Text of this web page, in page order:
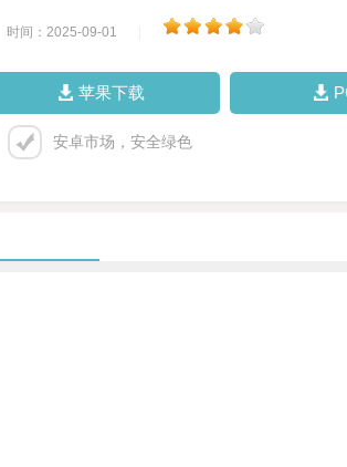
时间：2025-09-01
苹果下载
安卓市场，安全绿色